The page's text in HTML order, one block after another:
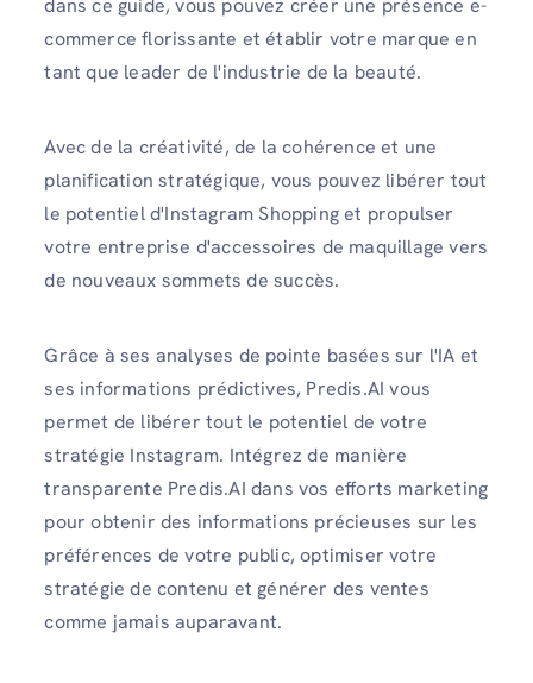
dans ce guide, vous pouvez créer une présence e-
commerce florissante et établir votre marque en
tant que leader de l'industrie de la beauté.
Avec de la créativité, de la cohérence et une
planification stratégique, vous pouvez libérer tout
le potentiel d'Instagram Shopping et propulser
votre entreprise d'accessoires de maquillage vers
de nouveaux sommets de succès.
Grâce à ses analyses de pointe basées sur l'IA et
ses informations prédictives, Predis.AI vous
permet de libérer tout le potentiel de votre
stratégie Instagram. Intégrez de manière
transparente Predis.AI dans vos efforts marketing
pour obtenir des informations précieuses sur les
préférences de votre public, optimiser votre
stratégie de contenu et générer des ventes
comme jamais auparavant.